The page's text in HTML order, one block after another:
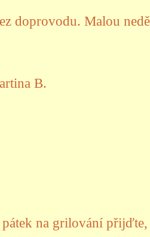
doprovodu. Malou
B.
na grilování